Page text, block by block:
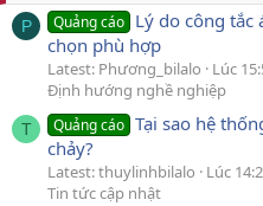
P Quảng cáo Lý do công tắc
chọn phù hợp
Latest: Phương_bilalo
Lúc
Định hướng nghề nghiệp
T Quảng cáo Tại sao hệ
chảy?
Latest: thuylinhbilalo
Lúc
Tin tức cập nhật